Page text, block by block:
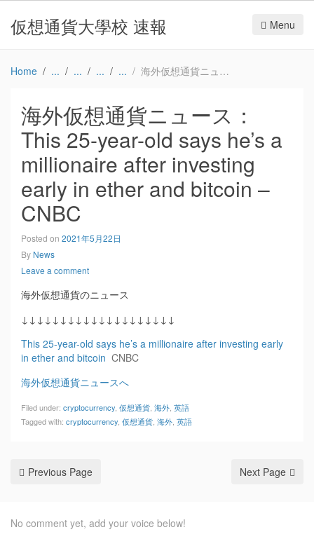
仮想通貨大學校 速報 Menu
Home 海外仮想通貨ニュース：This 25-year-old says he’s a millionaire after investing early in ether and bitcoin – CNBC
海外仮想通貨ニュース：
This 25-year-old says he’s a
millionaire after investing
early in ether and bitcoin –
CNBC
Posted on 2021年5月22日
By News
Leave a comment
海外仮想通貨のニュース
↓↓↓↓↓↓↓↓↓↓↓↓↓↓↓↓↓↓↓↓
This 25-year-old says he’s a millionaire after investing early
in ether and bitcoin CNBC
海外仮想通貨ニュースへ
Filed under: cryptocurrency 仮想通貨 海外 英語
Tagged with: cryptocurrency 仮想通貨 海外 英語
Previous Page Next Page
No comment yet, add your voice below!